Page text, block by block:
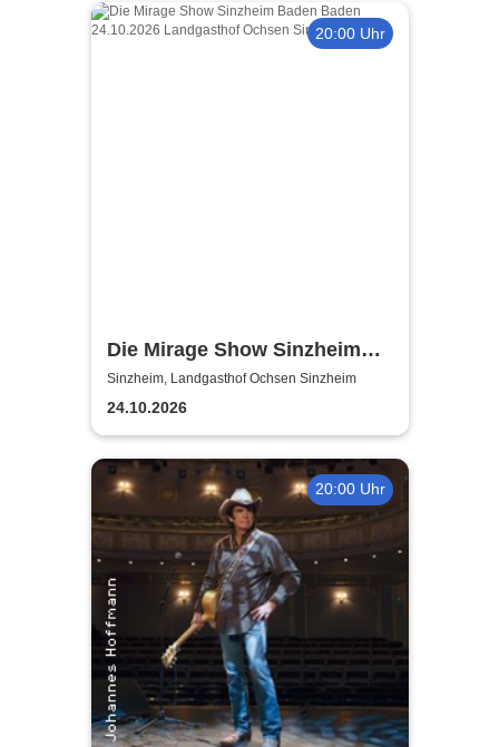
20:00 Uhr
Die Mirage Show Sinzheim
Baden Baden
Sinzheim, Landgasthof Ochsen Sinzheim
24.10.2026
20:00 Uhr